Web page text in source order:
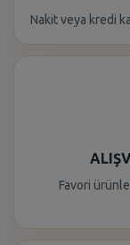
Nakit veya kredi
Favori